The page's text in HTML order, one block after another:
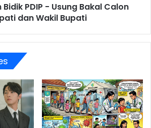
PDIP - Usung Bakal Calon
dan Wakil Bupati